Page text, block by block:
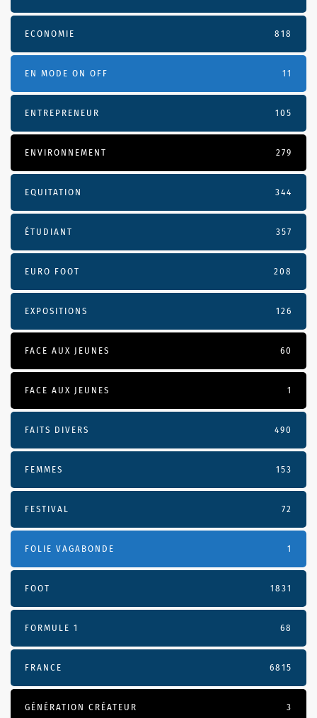
ECONOMIE 818
EN MODE ON OFF 11
ENTREPRENEUR 105
ENVIRONNEMENT 279
EQUITATION 344
ÉTUDIANT 357
EURO FOOT 208
EXPOSITIONS 126
FACE AUX JEUNES 60
FACE AUX JEUNES 1
FAITS DIVERS 490
FEMMES 153
FESTIVAL 72
FOLIE VAGABONDE 1
FOOT 1831
FORMULE 1 68
FRANCE 6815
GÉNÉRATION CRÉATEUR 3